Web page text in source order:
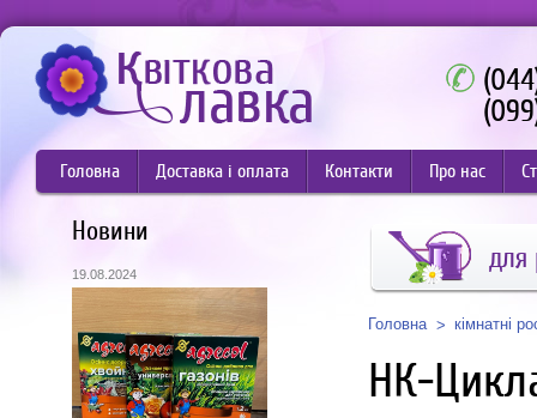
Головна Доставка і оплата Контакти Про нас
Новини
19.08.2024
для
Головна кімнатні
НК-